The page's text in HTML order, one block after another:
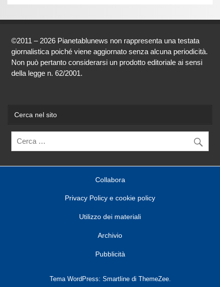
©2011 – 2026 Pianetablunews non rappresenta una testata
giornalistica poiché viene aggiornato senza alcuna periodicità.
Non può pertanto considerarsi un prodotto editoriale ai sensi
della legge n. 62/2001.
Cerca nel sito
Collabora
Privacy Policy e cookie policy
Utilizzo dei materiali
Archivio
Pubblicità
Tema WordPress: Smartline di ThemeZee.